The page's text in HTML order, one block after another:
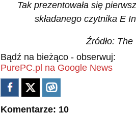
Tak prezentowała się
składanego czytnika E
Źródło:
Bądź na bieżąco - obserwuj:
PurePC.pl na Google News
Komentarze: 10